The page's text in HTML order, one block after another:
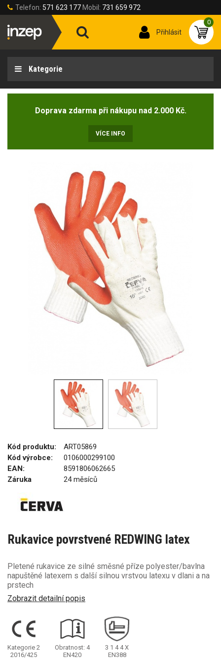
Telefon: 571 623 177 Mobil: 731 659 972
Přihlásit
0
Kategorie
Doprava zdarma při nákupu nad 2.000 Kč.
VÍCE INFO
Kód produktu:
ART05869
Kód výrobce:
0106000299100
EAN:
8591806062665
Záruka
24 měsíců
Rukavice povrstvené REDWING latex
Pletené rukavice ze silné směsné příze polyester/bavlna
napuštěné latexem s další silnou vrstvou latexu v dlani a na
prstech
Zobrazit detailní popis
Kategorie 2
2016/425
Obratnost: 4
EN420
3 1 4 4X
EN388